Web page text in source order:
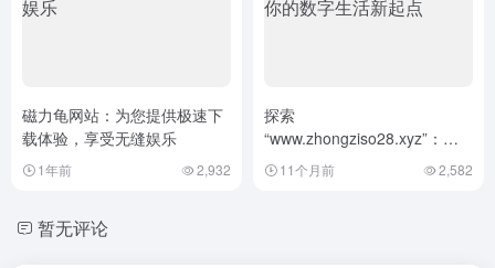
磁力龟网站：为您提供极速下
载体验，享受无缝娱乐
1年前 2,932
探索
“www.zhongziso28.xyz”：你
的数字生活新起点
11个月前 2,582
暂无评论